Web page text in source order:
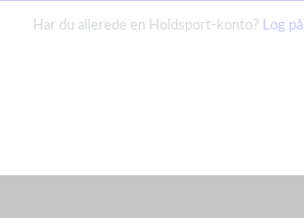
Har du allerede en Holdsport-konto? Log på